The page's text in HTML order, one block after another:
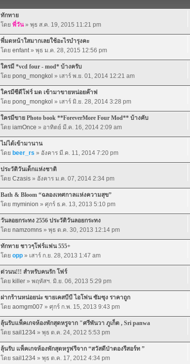
ทักทาย
โดย พี่วัน» พุธ ส.ค. 19, 2015 11:21 pm
พี่มดหน้าใสมากเลยใช้อะไรบำรุงคะ
โดย enfant» พุธ ม.ค. 28, 2015 12:56 pm
ใครมี *vcd four - mod* บ้างครับ
โดย pong_mongkol » เสาร์ พ.ย. 01, 2014 12:21 am
ใครมีซีดีโฟร์ มด เข้ามาขายหน่อยค๊าฟ
โดย pong_mongkol » เสาร์ มิ.ย. 28, 2014 3:28 pm
ใครมีขาย Photo book **ForeverMore Four Mod** บ้างคับ
โดย iamOnce » อาทิตย์ มี.ค. 16, 2014 2:09 am
ไม่ได้เข้ามานาน
โดย beer_rs » อังคาร มี.ค. 11, 2014 7:20 pm
ประวัติวันเด็กแห่งชาติ
โดย Czasis » อังคาร ม.ค. 07, 2014 2:34 pm
Bath & Bloom “ฉลองเทศกาลแห่งความสุข”
โดย myminion » ศุกร์ ธ.ค. 13, 2013 5:10 pm
วันลอยกระทง 2556 ประวัติวันลอยกระทง
โดย namzomns » พุธ ต.ค. 30, 2013 12:14 pm
ทักทาย ชาวๆโฟร์แฟน 555+
โดย opp » เสาร์ ก.ย. 28, 2013 1:47 am
ด่วนน!!! สำหรับคนรัก โฟร์
โดย killer » พฤหัสฯ. มิ.ย. 06, 2013 5:29 pm
ฝากร้านหน่อยน่ะ ขายเคสบีบี ไอโฟน ซัมซุง ราคาถูก
โดย aomgm007 » ศุกร์ ก.พ. 15, 2013 9:43 pm
ลุ้นรับแพ็คเกจห้องพักสุดหรูจาก "ศรีพันวา ภูเก็ต , Sri panwa
โดย sail1234 » พุธ ต.ค. 24, 2012 5:53 pm
ลุ้นรับ แพ็คเกจห้องพักสุดหรูฟรีจาก “สวัสดีป่าตองรีสอร์ท ”
โดย sail1234 » พุธ ต.ค. 17, 2012 4:34 pm